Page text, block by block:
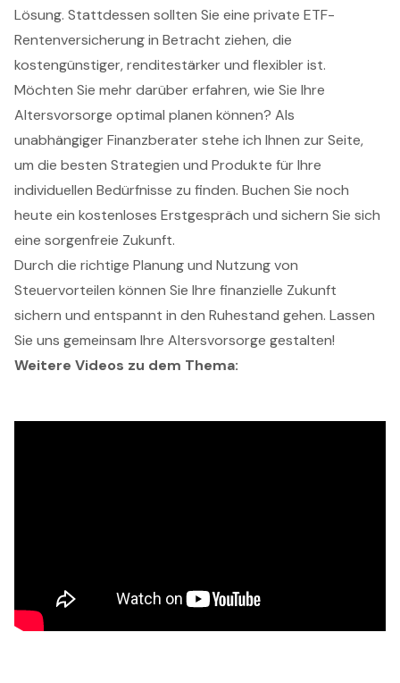
Lösung. Stattdessen sollten Sie eine private ETF-
Rentenversicherung in Betracht ziehen, die
kostengünstiger, renditestärker und flexibler ist.
Möchten Sie mehr darüber erfahren, wie Sie Ihre
Altersvorsorge optimal planen können? Als
unabhängiger Finanzberater stehe ich Ihnen zur Seite,
um die besten Strategien und Produkte für Ihre
individuellen Bedürfnisse zu finden. Buchen Sie noch
heute ein kostenloses Erstgespräch und sichern Sie sich
eine sorgenfreie Zukunft.
Durch die richtige Planung und Nutzung von
Steuervorteilen können Sie Ihre finanzielle Zukunft
sichern und entspannt in den Ruhestand gehen. Lassen
Sie uns gemeinsam Ihre Altersvorsorge gestalten!
Weitere Videos zu dem Thema: